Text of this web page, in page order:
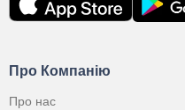
Про Компанію
Про нас